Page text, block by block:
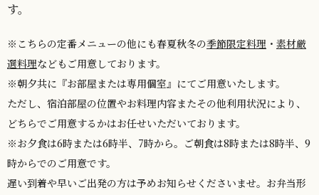
す。
※こちらの定番メニューの他にも春夏秋冬の季節限定料理 ・ 素材厳
選料理などもご用意しております。
※朝夕共に『お部屋または専用個室』にてご用意いたします。
ただし、宿泊部屋の位置やお料理内容またその他利用状況により、
どちらでご用意するかはお任せいただいております。
※お夕食は6時または6時半、7時から。ご朝食は8時または8時半、9
時からでのご用意です。
遅い到着や早いご出発の方は予めお知らせくださいませ。お弁当形